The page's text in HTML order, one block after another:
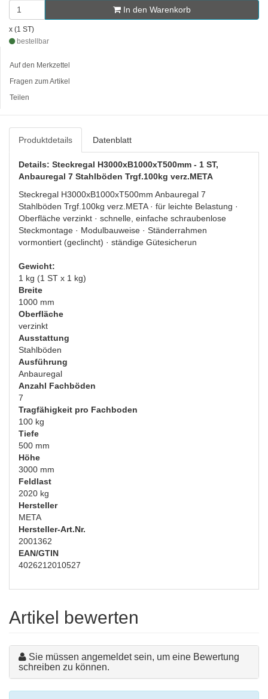
In den Warenkorb
x (1 ST)
bestellbar
Auf den Merkzettel
Fragen zum Artikel
Teilen
Produktdetails Datenblatt
Details: Steckregal H3000xB1000xT500mm - 1 ST,
Anbauregal 7 Stahlböden Trgf.100kg verz.META
Steckregal H3000xB1000xT500mm Anbauregal 7
Stahlböden Trgf.100kg verz.META · für leichte Belastung ·
Oberfläche verzinkt · schnelle, einfache schraubenlose
Steckmontage · Modulbauweise · Ständerrahmen
vormontiert (geclincht) · ständige Gütesicherun
Gewicht:
1 kg (1 ST x 1 kg)
Breite
1000 mm
Oberfläche
verzinkt
Ausstattung
Stahlböden
Ausführung
Anbauregal
Anzahl Fachböden
7
Tragfähigkeit pro Fachboden
100 kg
Tiefe
500 mm
Höhe
3000 mm
Feldlast
2020 kg
Hersteller
META
Hersteller-Art.Nr.
2001362
EAN/GTIN
4026212010527
Artikel bewerten
Sie müssen angemeldet sein, um eine Bewertung
schreiben zu können.